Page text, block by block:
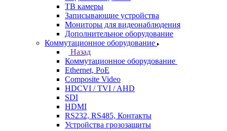
ТВ камеры
Записывающие устройства
Мониторы для видеонаблюдения
Дополнительное оборудование
Коммутационное оборудование
Назад
Коммутационное оборудование
Ethernet, PoE
Composite Video
HDCVI / TVI / AHD
SDI
HDMI
RS232, RS485, Контакты
Устройства грозозащиты